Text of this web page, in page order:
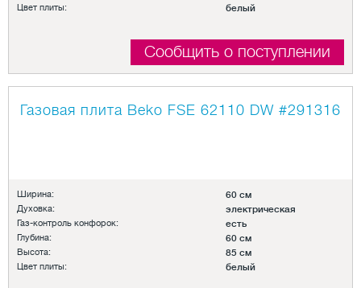
Цвет плиты: белый
Сообщить о поступлении
Газовая плита Beko FSE 62110 DW #291316
Ширина: 60 см
Духовка: электрическая
Газ-контроль конфорок: есть
Глубина: 60 см
Высота: 85 см
Цвет плиты: белый